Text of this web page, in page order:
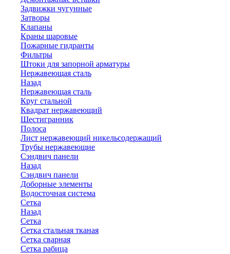
Задвижки чугунные
Затворы
Клапаны
Краны шаровые
Пожарные гидранты
Фильтры
Штоки для запорной арматуры
Нержавеющая сталь
Назад
Нержавеющая сталь
Круг стальной
Квадрат нержавеющий
Шестигранник
Полоса
Лист нержавеющий никельсодержащий
Трубы нержавеющие
Сэндвич панели
Назад
Сэндвич панели
Доборные элементы
Водосточная система
Сетка
Назад
Сетка
Сетка стальная тканая
Сетка сварная
Сетка рабица